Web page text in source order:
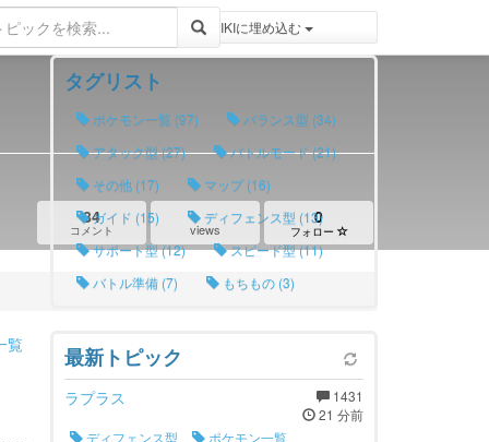
登録 / ログイン
84
コメント views
0
フォロー
覧
トピックをWIKIWIKIに埋め込む
タグリスト
ポケモン一覧 (97)
バランス型 (34)
アタック型 (27)
バトルモード (21)
その他 (17)
マップ (16)
ガイド (15)
ディフェンス型 (13)
サポート型 (12)
スピード型 (11)
バトル準備 (7)
もちもの (3)
最新トピック
1431
21 分前
ラプラス
ディフェンス型
ポケモン一覧